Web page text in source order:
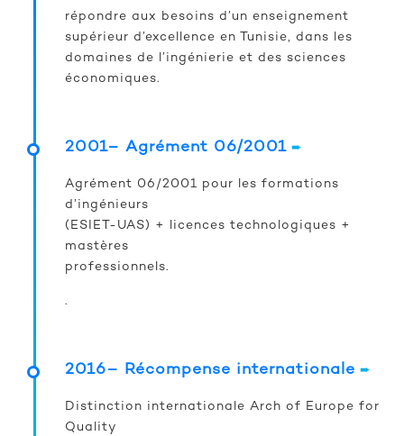
répondre aux besoins d’un enseignement
supérieur d’excellence en Tunisie, dans les
domaines de l’ingénierie et des sciences
économiques.
2001– Agrément 06/2001 ➨
Agrément 06/2001 pour les formations
d’ingénieurs
(ESIET-UAS) + licences technologiques +
mastères
professionnels.
.
2016– Récompense internationale ➨
Distinction internationale Arch of Europe for
Quality